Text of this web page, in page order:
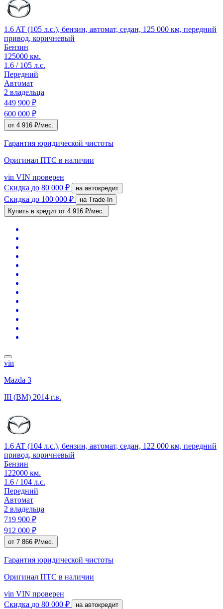
1.6 AT (105 л.с.), бензин, автомат, седан, 125 000 км, передний
привод, коричневый
Бензин
125000 км.
1.6 / 105 л.с.
Передний
Автомат
2 владельца
449 900 ₽
600 000 ₽
от 4 916 ₽/мес.
Гарантия юридической чистоты
Оригинал ПТС в наличии
vin VIN проверен
Скидка до 80 000 ₽ на автокредит
Скидка до 100 000 ₽
на Trade-In
Купить в кредит от 4 916 ₽/мес.
vin
Mazda 3
III (BM) 2014 г.в.
1.6 AT (104 л.с.), бензин, автомат, седан, 122 000 км, передний
привод, коричневый
Бензин
122000 км.
1.6 / 104 л.с.
Передний
Автомат
2 владельца
719 900 ₽
912 000 ₽
от 7 866 ₽/мес.
Гарантия юридической чистоты
Оригинал ПТС в наличии
vin VIN проверен
Скидка до 80 000 ₽ на автокредит